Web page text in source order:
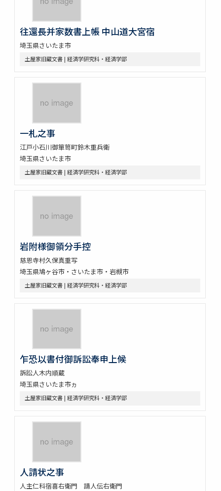
往還長并家数書上帳 中山道大宮宿
埼玉県さいたま市
土屋家旧蔵文書 | 経済学研究科・経済学部
一札之事
江戸小石川御箪笥町鈴木重兵衛
埼玉県さいたま市
土屋家旧蔵文書 | 経済学研究科・経済学部
岩附様御領分手控
慈恩寺村久保真重写
埼玉県鳩ヶ谷市・さいたま市・岩槻市
土屋家旧蔵文書 | 経済学研究科・経済学部
乍恐以書付御訴訟奉申上候
訴訟人木内順蔵
埼玉県さいたま市ヵ
土屋家旧蔵文書 | 経済学研究科・経済学部
人請状之事
人主仁科宿喜右衛門 請人伝右衛門